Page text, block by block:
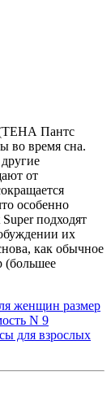
(ТЕНА Пантс
во время сна.
от
особенно
подходят
их
как обычное
(большее
женщин размер
N 9
для взрослых